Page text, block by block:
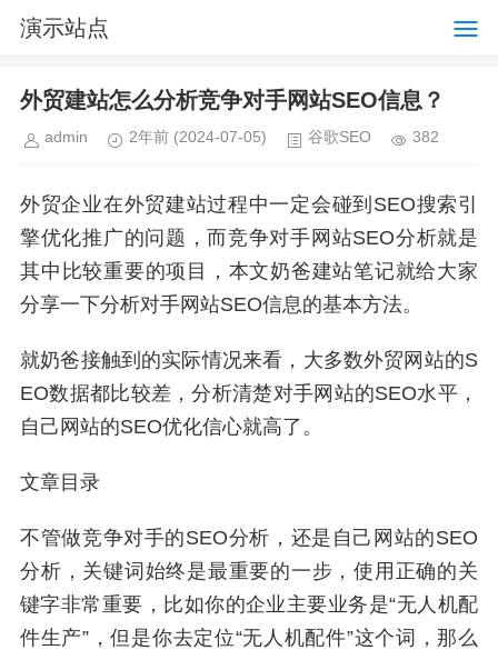
演示站点
外贸建站怎么分析竞争对手网站SEO信息？
admin 2年前 (2024-07-05) 谷歌SEO 382
外贸企业在外贸建站过程中一定会碰到SEO搜索引
擎优化推广的问题，而竞争对手网站SEO分析就是
其中比较重要的项目，本文奶爸建站笔记就给大家
分享一下分析对手网站SEO信息的基本方法。
就奶爸接触到的实际情况来看，大多数外贸网站的S
EO数据都比较差，分析清楚对手网站的SEO水平，
自己网站的SEO优化信心就高了。
文章目录
不管做竞争对手的SEO分析，还是自己网站的SEO
分析，关键词始终是最重要的一步，使用正确的关
键字非常重要，比如你的企业主要业务是“无人机配
件生产”，但是你去定位“无人机配件”这个词，那么